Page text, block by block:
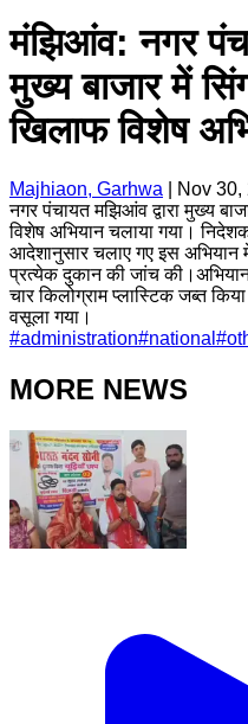
मंझिआंव: नगर
मुख्य बाजार में
खिलाफ विशेष
Majhiaon, Garhwa
Nov 30,
नगर पंचायत मझिआंव द्वारा मुख्य
विशेष अभियान चलाया गया।
आदेशानुसार चलाए गए इस अभियान
प्रत्येक दुकान की जांच
चार किलोग्राम प्लास्टिक जब्त
वसूला गया।
#administration#national #
MORE NEWS